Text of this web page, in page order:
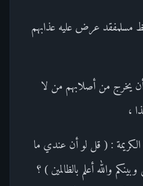
مسلمفقد عرض عليه عذابهم
أن يخرج من أصلابهم من لا
،
الكريمة : ( قل لو أن عندي ما
والله أعلم بالظالمين ) ؟